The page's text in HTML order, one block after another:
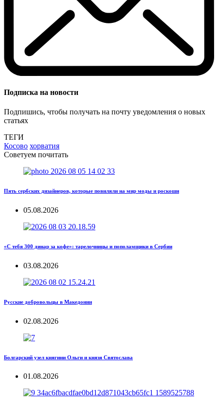
Подписка на новости
Подпишись, чтобы получать на почту уведомления о новых
статьях
ТЕГИ
Косово хорватия
Советуем почитать
Пять сербских дизайнеров, которые повиляли на мир моды и роскоши
05.08.2026
«С тебя 300 динар за кофе»: тарелочницы и пополамщики в Сербии
03.08.2026
Русские добровольцы в Македонии
02.08.2026
Болгарский узел княгини Ольги и князя Святослава
01.08.2026